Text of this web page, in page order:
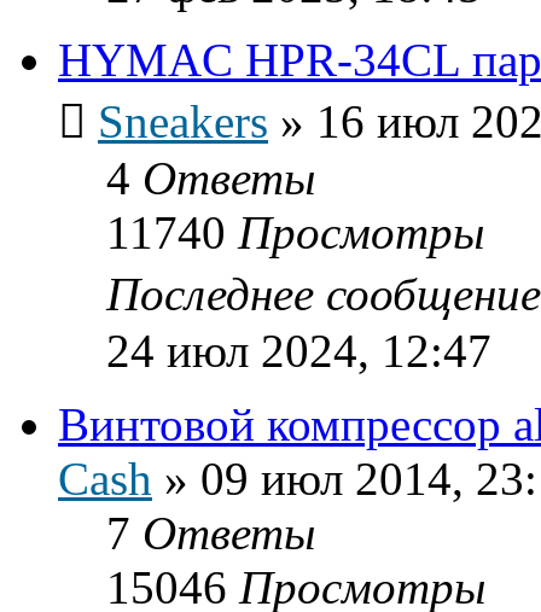
HYMAC HPR-34CL
Sneakers » 16 июл
4 Ответы
11740 Просмотры
Последнее
24 июл 2024, 12:47
Винтовой компрессор
Cash » 09 июл 2014,
7 Ответы
15046 Просмотры